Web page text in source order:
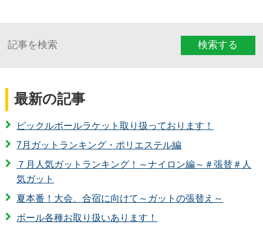
検索する
最新の記事
ピックルボールラケット取り扱っております！
7月ガットランキング・ポリエステル編
７月人気ガットランキング！～ナイロン編～＃張替＃人
気ガット
夏本番！大会、合宿に向けて～ガットの張替え～
ボール各種お取り扱いあります！